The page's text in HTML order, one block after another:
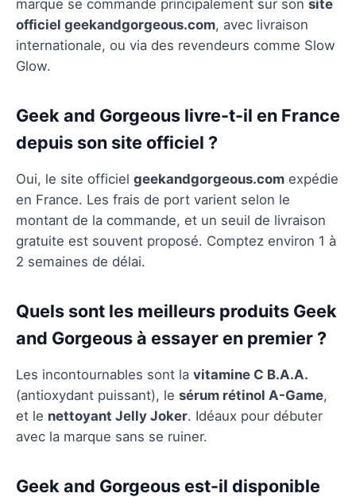
marque se commande principalement sur son site
officiel geekandgorgeous.com, avec livraison
internationale, ou via des revendeurs comme Slow
Glow.
Geek and Gorgeous livre-t-il en France
depuis son site officiel ?
Oui, le site officiel geekandgorgeous.com expédie
en France. Les frais de port varient selon le
montant de la commande, et un seuil de livraison
gratuite est souvent proposé. Comptez environ 1 à
2 semaines de délai.
Quels sont les meilleurs produits Geek
and Gorgeous à essayer en premier ?
Les incontournables sont la vitamine C B.A.A.
(antioxydant puissant), le sérum rétinol A-Game,
et le nettoyant Jelly Joker. Idéaux pour débuter
avec la marque sans se ruiner.
Geek and Gorgeous est-il disponible